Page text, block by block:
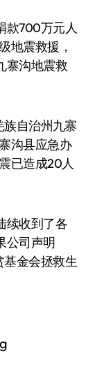
地震救援，
寨沟地震救
族自治州九寨
沟县应急办
已造成20人
续收到了各
公司声明
金会拯救生